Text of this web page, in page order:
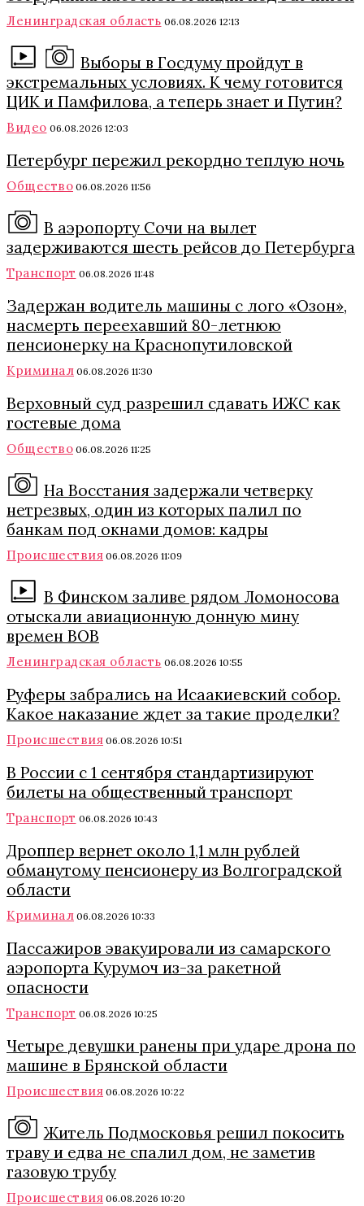
Ленинградская область 06.08.2026 12:13
Выборы в Госдуму пройдут в
экстремальных условиях. К чему готовится
ЦИК и Памфилова, а теперь знает и Путин?
Видео 06.08.2026 12:03
Петербург пережил рекордно теплую ночь
Общество 06.08.2026 11:56
В аэропорту Сочи на вылет
задерживаются шесть рейсов до Петербурга
Транспорт 06.08.2026 11:48
Задержан водитель машины с лого «Озон»,
насмерть переехавший 80-летнюю
пенсионерку на Краснопутиловской
Криминал 06.08.2026 11:30
Верховный суд разрешил сдавать ИЖС как
гостевые дома
Общество 06.08.2026 11:25
На Восстания задержали четверку
нетрезвых, один из которых палил по
банкам под окнами домов: кадры
Происшествия 06.08.2026 11:09
В Финском заливе рядом Ломоносова
отыскали авиационную донную мину
времен ВОВ
Ленинградская область 06.08.2026 10:55
Руферы забрались на Исаакиевский собор.
Какое наказание ждет за такие проделки?
Происшествия 06.08.2026 10:51
В России с 1 сентября стандартизируют
билеты на общественный транспорт
Транспорт 06.08.2026 10:43
Дроппер вернет около 1,1 млн рублей
обманутому пенсионеру из Волгоградской
области
Криминал 06.08.2026 10:33
Пассажиров эвакуировали из самарского
аэропорта Курумоч из-за ракетной
опасности
Транспорт 06.08.2026 10:25
Четыре девушки ранены при ударе дрона по
машине в Брянской области
Происшествия 06.08.2026 10:22
Житель Подмосковья решил покосить
траву и едва не спалил дом, не заметив
газовую трубу
Происшествия 06.08.2026 10:20